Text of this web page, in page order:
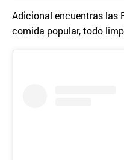
Adicional encuentras las
comida popular, todo